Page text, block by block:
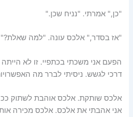
"כן," אמרתי. "נניח שכן."
"אז בסדר," אלכס עונה. "למה שאלת?"
הפעם אני משכתי בכתפיי. זו לא
דרכי לגשש. ניסיתי לברר מה
אלכס שותקת. אלכס אוהבת לשתוק
אני אהבתי את אלכס. אלכס מכירה